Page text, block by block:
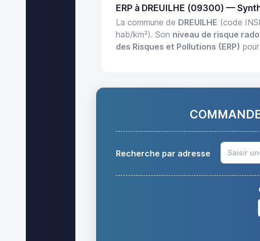
ERP à DREUILHE (09300) —
La commune de DREUILHE (code
hab/km²). Son niveau de risque
des Risques et Pollutions (ERP)
Recherche par adresse